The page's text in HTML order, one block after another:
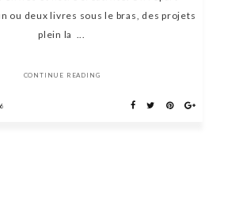
ou deux livres sous le bras, des projets
plein la ...
CONTINUE READING